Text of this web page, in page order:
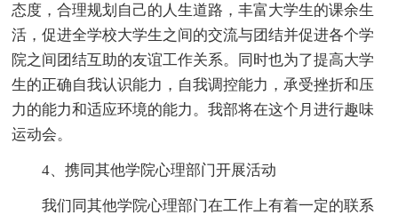
态度，合理规划自己的人生道路，丰富大学生的课余生
活，促进全学校大学生之间的交流与团结并促进各个学
院之间团结互助的友谊工作关系。同时也为了提高大学
生的正确自我认识能力，自我调控能力，承受挫折和压
力的能力和适应环境的能力。我部将在这个月进行趣味
运动会。
4、携同其他学院心理部门开展活动
我们同其他学院心理部门在工作上有着一定的联系